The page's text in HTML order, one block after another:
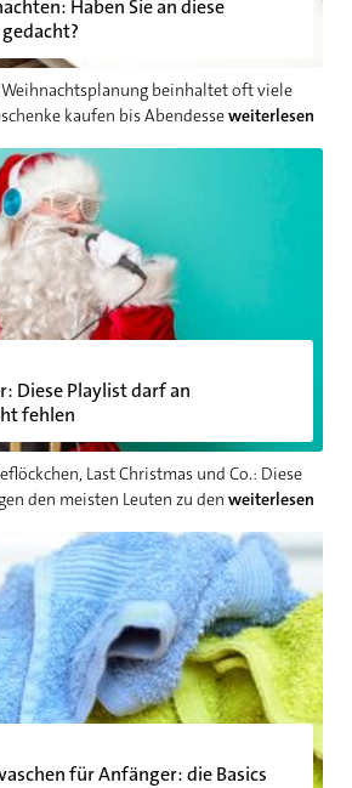
Haben Sie an diese
beinhaltet oft viele
kaufen bis Abendesseweiterlesen
Diese Playlist darf an
fehlen
Last Christmas und Co.: Diese
den meisten Leuten zu den weiterlesen
Playlist darf an Weihnachten nicht
für Anfänger: die Basics
für Anfänger: die Basics